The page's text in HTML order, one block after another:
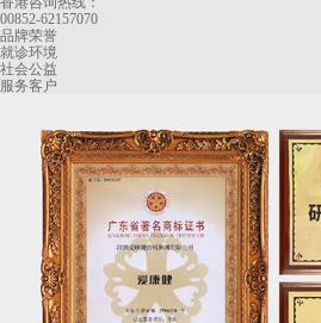
00852-62157070
品牌荣誉
就诊环境
社会公益
服务客户